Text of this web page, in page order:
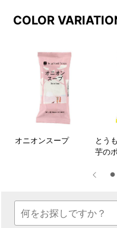
COLOR
オニオンスープ
とう
芋の